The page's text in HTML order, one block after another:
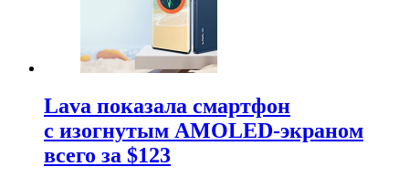
Lava показала смартфон
с изогнутым AMOLED-экраном
всего за $123